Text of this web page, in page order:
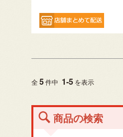
全5件中 1-5 を表示
商品の検索